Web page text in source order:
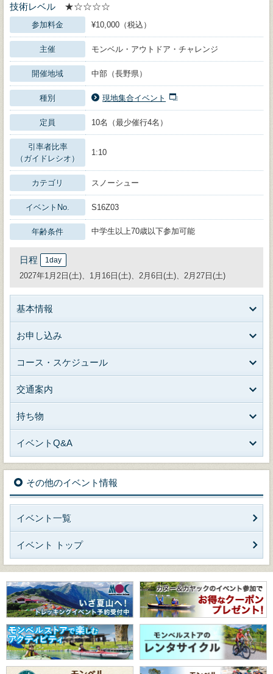
技術レベル
★☆☆☆☆
参加料金 ¥10,000（税込）
主催 モンベル・アウトドア・チャレンジ
開催地域 中部（長野県）
種別 現地集合イベント
定員 10名（最少催行4名）
引率者比率
（ガイドレシオ）
1:10
カテゴリ スノーシュー
イベントNo. S16Z03
年齢条件 中学生以上70歳以下参加可能
日程 1day
2027年1月2日(土)、1月16日(土)、2月6日(土)、2月27日(土)
基本情報
お申し込み
コース・スケジュール
交通案内
持ち物
イベントQ&A
その他のイベント情報
イベント一覧
イベント トップ